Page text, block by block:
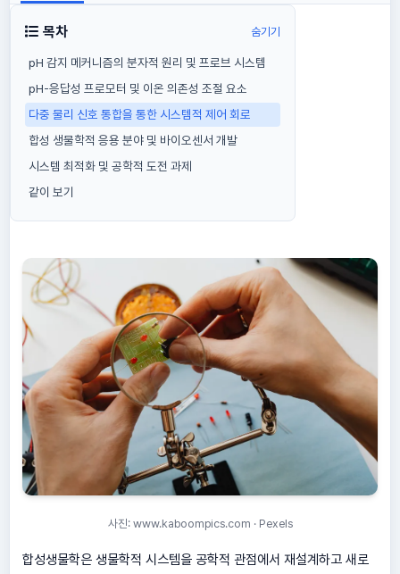
목차 숨기기
pH 감지 메커니즘의 분자적 원리 및 프로브 시스템
pH-응답성 프로모터 및 이온 의존성 조절 요소
다중 물리 신호 통합을 통한 시스템적 제어 회로
합성 생물학적 응용 분야 및 바이오센서 개발
시스템 최적화 및 공학적 도전 과제
같이 보기
사진: www.kaboompics.com · Pexels
합성생물학은 생물학적 시스템을 공학적 관점에서 재설계하고 새로